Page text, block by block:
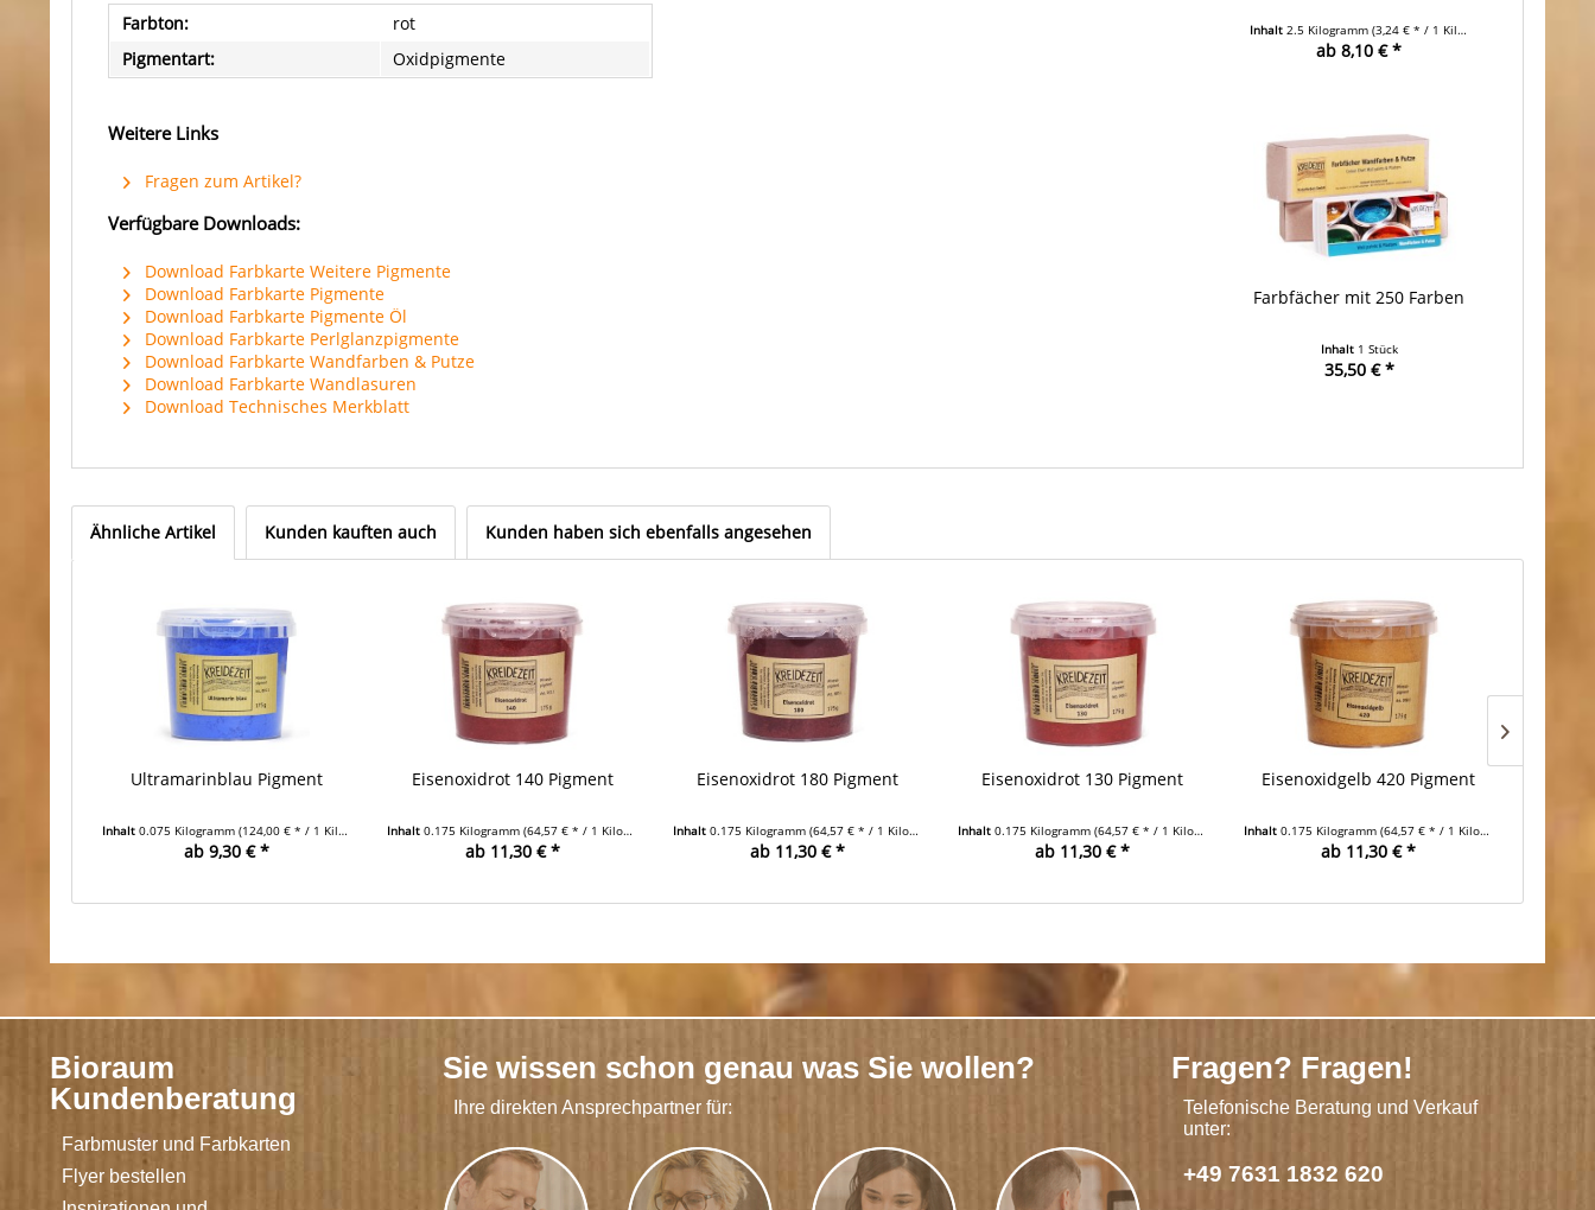
Farbton:
rot
Pigmentart:
Oxidpigmente
Weitere Links
Fragen zum Artikel?
Verfügbare Downloads:
Download Farbkarte Weitere Pigmente
Download Farbkarte Pigmente
Download Farbkarte Pigmente Öl
Download Farbkarte Perlglanzpigmente
Download Farbkarte Wandfarben & Putze
Download Farbkarte Wandlasuren
Download Technisches Merkblatt
Inhalt 2.5 Kilogramm (3,24 € * / 1 Kilogramm)
ab 8,10 € *
Farbfächer mit 250 Farben
Inhalt 1 Stück
35,50 € *
Ähnliche Artikel Kunden kauften auch Kunden haben sich ebenfalls angesehen
Ultramarinblau Pigment
Inhalt 0.075 Kilogramm (124,00 € * / 1 Kilogramm)
ab 9,30 € *
Eisenoxidrot 140 Pigment
Inhalt0.175 Kilogramm(64,57 € * / 1 Kilogramm)
ab 11,30 € *
Eisenoxidrot 180 Pigment
Inhalt 0.175 Kilogramm (64,57 € * / 1 Kilogramm)
ab 11,30 € *
Eisenoxidrot 130 Pigment
Inhalt0.175 Kilogramm(64,57 € * / 1 Kilogramm)
ab 11,30 € *
Eisenoxidgelb 420 Pigment
Inhalt 0.175 Kilogramm (64,57 € * / 1 Kilogramm)
ab 11,30 € *
Bioraum
Kundenberatung
Farbmuster und Farbkarten
Flyer bestellen
Sie wissen schon genau was Sie wollen?
Ihre direkten Ansprechpartner für:
Fragen? Fragen!
Telefonische Beratung und Verkauf
unter:
+49 7631 1832 620